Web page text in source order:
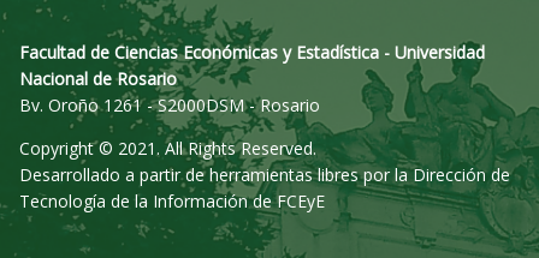
Facultad de Ciencias Económicas y Estadística - Universidad
Nacional de Rosario
Bv. Oroño 1261 - S2000DSM - Rosario
Copyright © 2021. All Rights Reserved.
Desarrollado a partir de herramientas libres por la Dirección de
Tecnología de la Información de FCEyE